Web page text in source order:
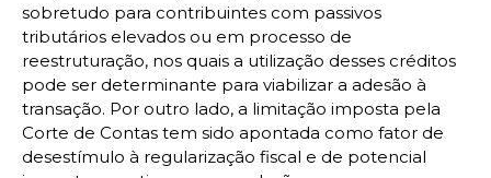
sobretudo para contribuintes com passivos
tributários elevados ou em processo de
reestruturação, nos quais a utilização desses créditos
pode ser determinante para viabilizar a adesão à
transação. Por outro lado, a limitação imposta pela
Corte de Contas tem sido apontada como fator de
desestímulo à regularização fiscal e de potencial